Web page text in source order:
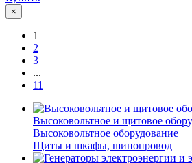
×
1
2
3
...
11
Высоковольтное и щитовое
Высоковольтное оборудование
Щиты и шкафы, шинопровод